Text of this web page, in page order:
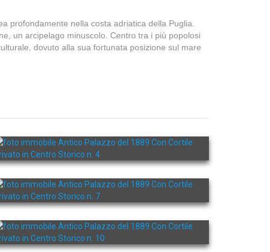
profondamente nella costa adriatica della Puglia.
un arcipelago minuscolo. Centro tra i più popolosi
dovuto alla sua fortunata posizione sul mare